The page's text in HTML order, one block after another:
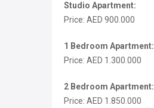
Studio Apartment:
Price: AED 900.000
1 Bedroom Apartment:
Price: AED 1.300.000
2 Bedroom Apartment:
Price: AED 1.850.000